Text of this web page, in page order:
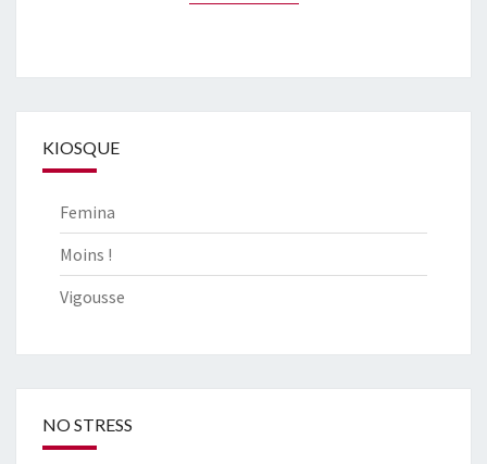
KIOSQUE
Femina
Moins !
Vigousse
NO STRESS